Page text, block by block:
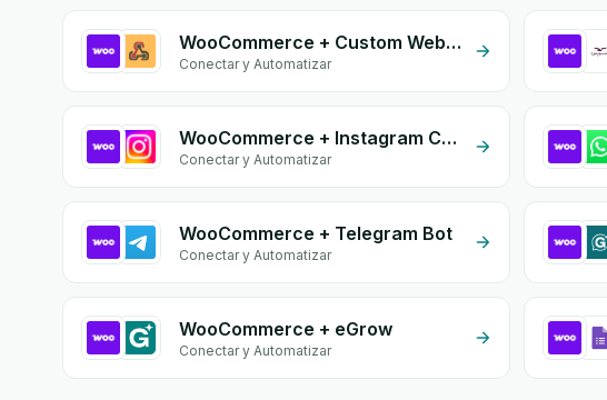
WooCommerce + Custom Webhook
Conectar y Automatizar
WooCommerce + Instagram Comment
Conectar y Automatizar
WooCommerce + Telegram Bot
Conectar y Automatizar
WooCommerce + eGrow
Conectar y Automatizar